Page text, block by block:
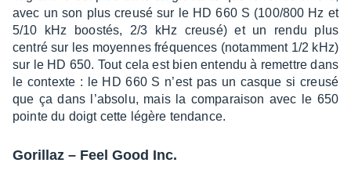
avec un son plus creusé sur le HD 660 S (100/800 Hz et
5/10 kHz boos­tés, 2/3 kHz creusé) et un rendu plus
centré sur les moyennes fréquences (notam­ment 1/2 kHz)
sur le HD 650. Tout cela est bien entendu à remettre dans
le contexte : le HD 660 S n’est pas un casque si creusé
que ça dans l’ab­solu, mais la compa­rai­son avec le 650
pointe du doigt cette légère tendance.
Gorillaz – Feel Good Inc.